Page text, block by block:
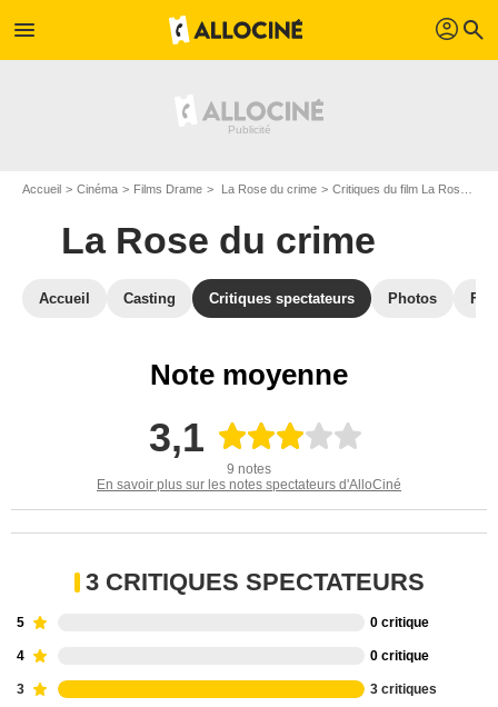
menu profil search
Accueil Cinéma Films Drame La Rose du crime Critiques du film La Rose du crime
La Rose du crime
Accueil Casting Critiques spectateurs Photos
Note moyenne
3,1
9 notes
En savoir plus sur les notes spectateurs d'AlloCiné
3 CRITIQUES SPECTATEURS
5 0 critique
4 0 critique
3 3 critiques